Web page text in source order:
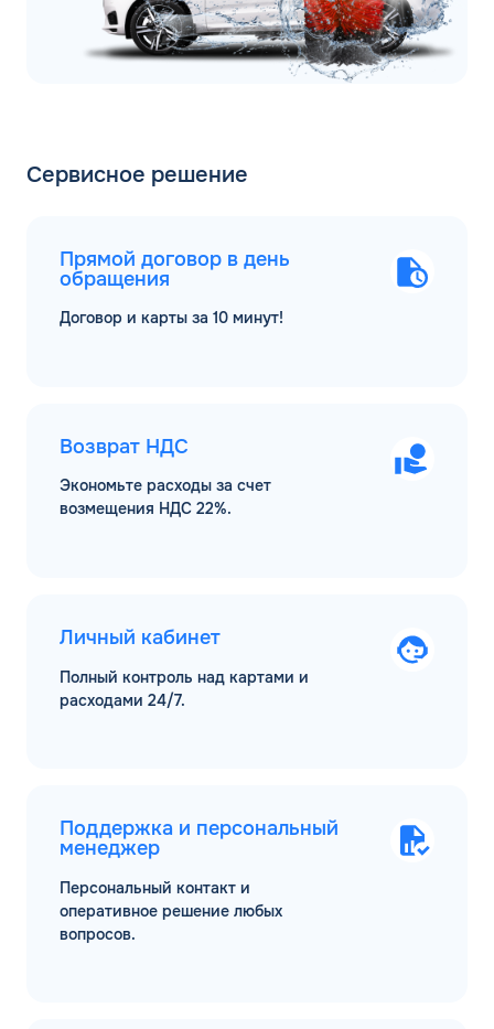
Сервисное решение
Прямой договор в день
обращения
Договор и карты за 10 минут!
Возврат НДС
Экономьте расходы за счет
возмещения НДС 22%.
Личный кабинет
Полный контроль над картами и
расходами 24/7.
Поддержка и персональный
менеджер
Персональный контакт и
оперативное решение любых
вопросов.